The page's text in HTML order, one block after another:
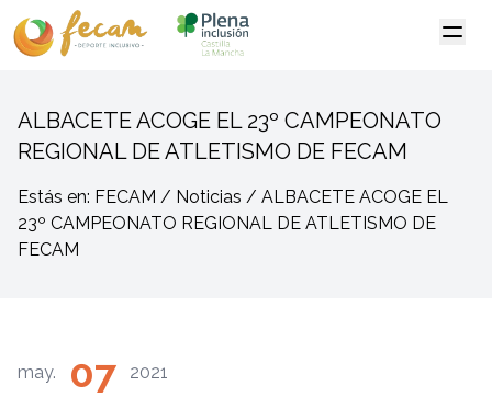
ALBACETE ACOGE EL 23º CAMPEONATO
REGIONAL DE ATLETISMO DE FECAM
Estás en: FECAM / Noticias / ALBACETE ACOGE EL
23º CAMPEONATO REGIONAL DE ATLETISMO DE
FECAM
may. 07 2021